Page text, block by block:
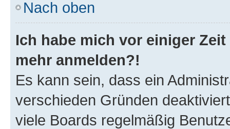
Nach oben
Ich habe mich vor einiger
mehr anmelden?!
Es kann sein, dass ein
verschieden Gründen
viele Boards regelmäßig